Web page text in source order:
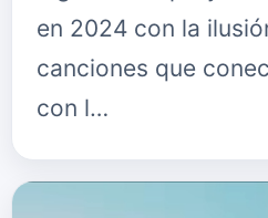
en 2024 con la
canciones que
con l…